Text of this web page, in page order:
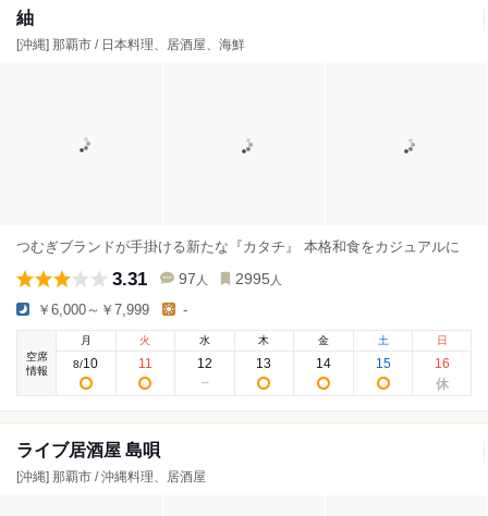
紬
[沖縄] 那覇市 / 日本料理、居酒屋、海鮮
つむぎブランドが手掛ける新たな『カタチ』 本格和食をカジュアルに
3.31 97 人 2995 人
￥6,000～￥7,999 -
空席
情報
月
8/10
火
11
水
12
木
13
金
14
土
15
日
16
ライブ居酒屋 島唄
[沖縄] 那覇市 / 沖縄料理、居酒屋